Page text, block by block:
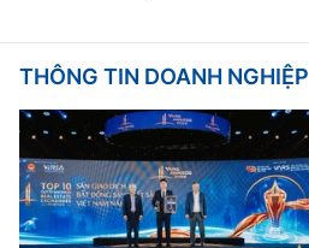
THÔNG TIN DOANH NGHIỆP